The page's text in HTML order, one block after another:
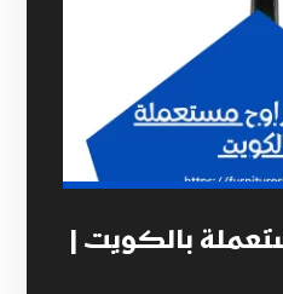
بالكويت |